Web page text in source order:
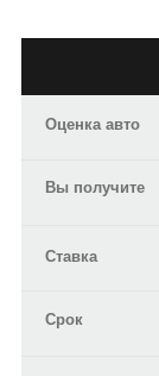
Оценка авто
Вы получите
Ставка
Срок
Оценка авто
Вы получите
Ставка
Срок